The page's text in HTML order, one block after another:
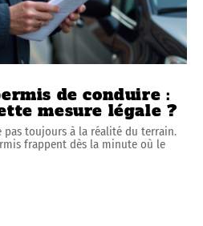
de conduire :
mesure légale ?
pas toujours à la réalité du terrain.
frappent dès la minute où le